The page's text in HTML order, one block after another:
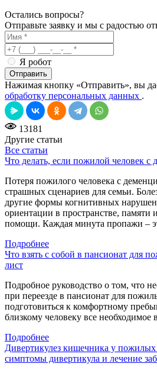
Остались вопросы?
Отправьте заявку и мы с радостью
Я робот
Отправить
Нажимая кнопку «Отправить», вы
обработку персональных данных .
13181
Другие статьи
Все статьи
Что делать, если пожилой человек с
Потеря пожилого человека с
страшных сценариев для семьи.
другие формы когнитивных
ориентации в пространстве, памяти
помощи. Каждая минута пропажи –
Подробнее
Что взять с собой в пансионат для
лист
Подробное руководство о том, что
при переезде в пансионат для
подготовиться к комфортному
близкому человеку все необходимое
Подробнее
Дивертикулез кишечника у пожилых
симптомы дивертикула и лечение